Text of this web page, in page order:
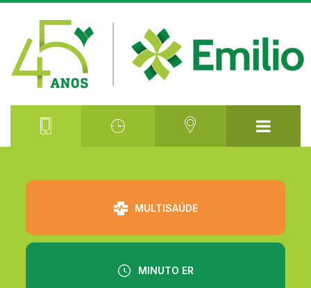
MULTISAÚDE
MINUTO ER